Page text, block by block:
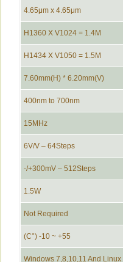
4.65μm x 4.65μm
H1360 X V1024 = 1.4M
H1434 X V1050 = 1.5M
7.60mm(H) * 6.20mm(V)
400nm to 700nm
15MHz
6V/V – 64Steps
300mV – 512Steps+/-
1.5W
Not Required
55+ ~ 10- (°C)
Windows 7,8,10,11 And Linux